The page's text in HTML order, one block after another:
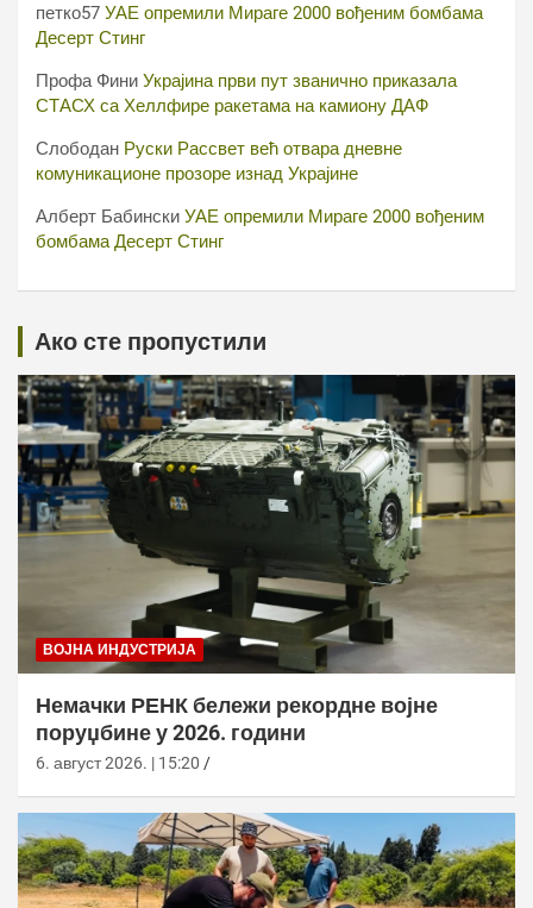
петко57 УАЕ опремили Мираге 2000 вођеним бомбама
Десерт Стинг
Профа Фини Украјина први пут званично приказала
СТАСХ са Хеллфире ракетама на камиону ДАФ
Слободан Руски Рассвет већ отвара дневне
комуникационе прозоре изнад Украјине
Алберт Бабински УАЕ опремили Мираге 2000 вођеним
бомбама Десерт Стинг
Ако сте пропустили
ВОЈНА ИНДУСТРИЈА
Немачки РЕНК бележи рекордне војне
поруџбине у 2026. години
6. август 2026. | 15:20